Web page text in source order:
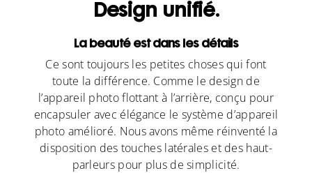
Design unifié.
La beauté est dans les détails
Ce sont toujours les petites choses qui font
toute la différence. Comme le design de
l’appareil photo flottant à l’arrière, conçu pour
encapsuler avec élégance le système d’appareil
photo amélioré. Nous avons même réinventé la
disposition des touches latérales et des haut-
parleurs pour plus de simplicité.